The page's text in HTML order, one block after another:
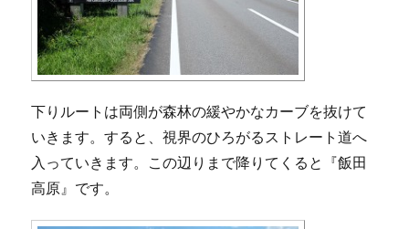
下りルートは両側が森林の緩やかなカーブを抜けて
いきます。すると、視界のひろがるストレート道へ
入っていきます。この辺りまで降りてくると『飯田
高原』です。